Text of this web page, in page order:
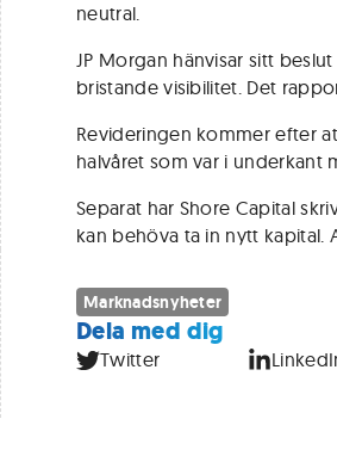
neutral.
JP Morgan hänvisar sitt
bristande visibilitet. Det
Revideringen kommer efter
halvåret som var i underkant
Separat har Shore Capital
kan behöva ta in nytt kapital.
Marknadsnyheter
Dela med dig
Twitter